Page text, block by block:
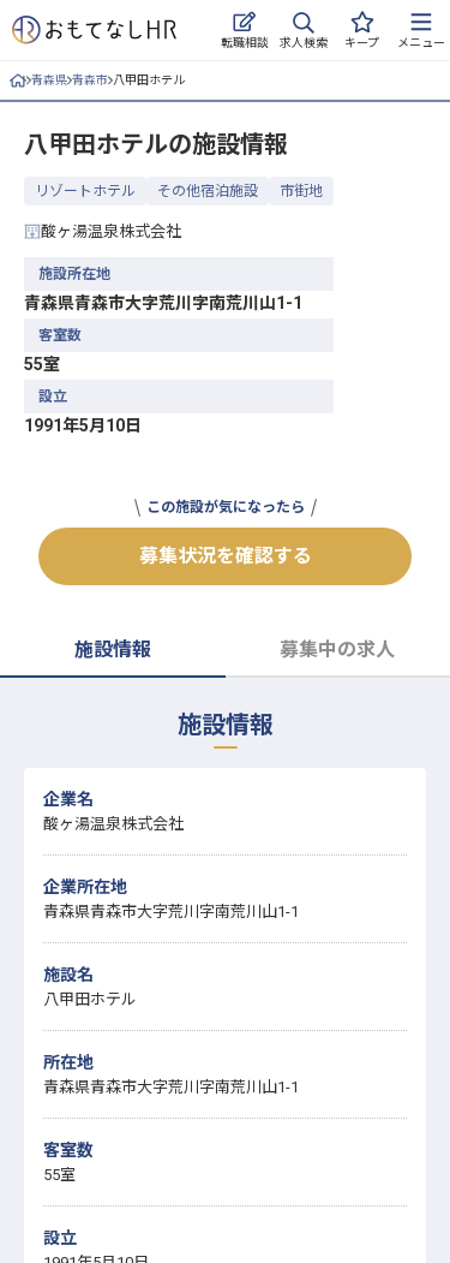
転職相談 求人検索 キープ メニュー
ログイン
求人・施設を探す
キープした求人
おもてなしHRについて
よくある質問
転職サポートに申し込む
採用をお考えの企業様へ
青森県 青森市 八甲田ホテル
八甲田ホテルの施設情報
リゾートホテル その他宿泊施設 市街地
酸ヶ湯温泉株式会社
施設所在地
青森県青森市大字荒川字南荒川山1-1
客室数
55室
設立
1991年5月10日
この施設が気になったら
募集状況を確認する
施設情報 募集中の求人
施設情報
企業名
酸ヶ湯温泉株式会社
企業所在地
青森県青森市大字荒川字南荒川山1-1
施設名
八甲田ホテル
所在地
青森県青森市大字荒川字南荒川山1-1
客室数
55室
設立